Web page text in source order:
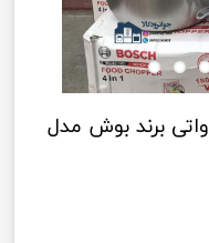
خردکن دو کاسه 3.8 لیتری 1800 واتی برند بوش مدل